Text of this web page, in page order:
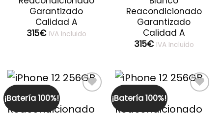
Garantizado
Calidad A
315€ IVA Incluido
Reacondicionado
Garantizado
Calidad A
315€ IVA Incluido
¡Batería 100%! ¡Batería 100%!